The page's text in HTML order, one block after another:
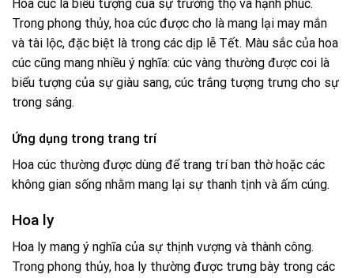
Hoa cúc là biểu tượng của sự trường thọ và hạnh phúc.
Trong phong thủy, hoa cúc được cho là mang lại may mắn
và tài lộc, đặc biệt là trong các dịp lễ Tết. Màu sắc của hoa
cúc cũng mang nhiều ý nghĩa: cúc vàng thường được coi là
biểu tượng của sự giàu sang, cúc trắng tượng trưng cho sự
trong sáng.
Ứng dụng trong trang trí
Hoa cúc thường được dùng để trang trí ban thờ hoặc các
không gian sống nhằm mang lại sự thanh tịnh và ấm cúng.
Hoa ly
Hoa ly mang ý nghĩa của sự thịnh vượng và thành công.
Trong phong thủy, hoa ly thường được trưng bày trong các